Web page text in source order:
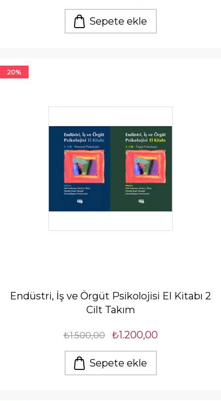
Sepete ekle
20%
Endüstri, İş ve Örgüt Psikolojisi El Kitabı 2
Cilt Takım
₺1.500,00 ₺1.200,00
Sepete ekle